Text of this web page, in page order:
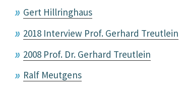
Gert Hillringhaus
2018 Interview Prof. Gerhard Treutlein
2008 Prof. Dr. Gerhard Treutlein
Ralf Meutgens